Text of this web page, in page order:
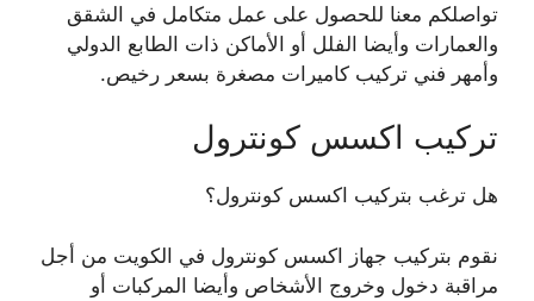
تواصلكم معنا للحصول على عمل متكامل في الشقق
والعمارات وأيضا الفلل أو الأماكن ذات الطابع الدولي
وأمهر فني تركيب كاميرات مصغرة بسعر رخيص.
تركيب اكسس كونترول
هل ترغب بتركيب اكسس كونترول؟
نقوم بتركيب جهاز اكسس كونترول في الكويت من أجل
مراقبة دخول وخروج الأشخاص وأيضا المركبات أو